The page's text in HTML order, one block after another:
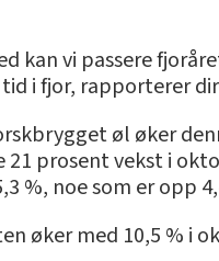
kan vi passere
i fjor, rapporterer
øl øker
21 prosent vekst i
%, noe som er opp
øker med 10,5 % i